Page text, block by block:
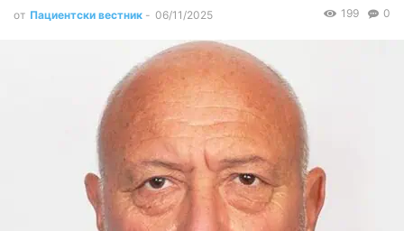
от Пациентски вестник - 06/11/2025 0
199